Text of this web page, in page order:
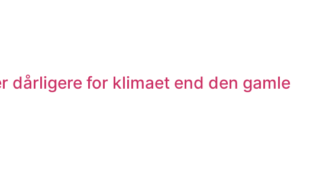
for klimaet end den gamle